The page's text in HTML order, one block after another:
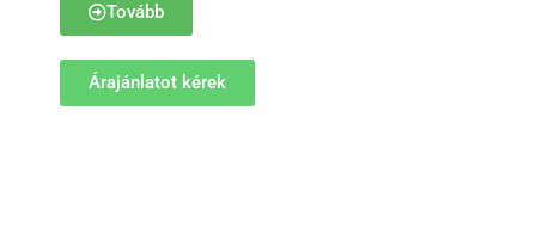
Tovább
Árajánlatot kérek